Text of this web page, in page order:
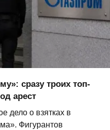
сразу троих топ-
арест
дело о взятках в
Фигурантов